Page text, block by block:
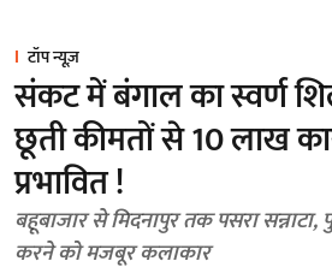
टॉप न्यूज़
संकट में बंगाल का स्वर्ण
छूती कीमतों से 10 लाख
प्रभावित !
बहूबाजार से मिदनापुर तक पसरा सन्नाटा,
करने को मजबूर कलाकार